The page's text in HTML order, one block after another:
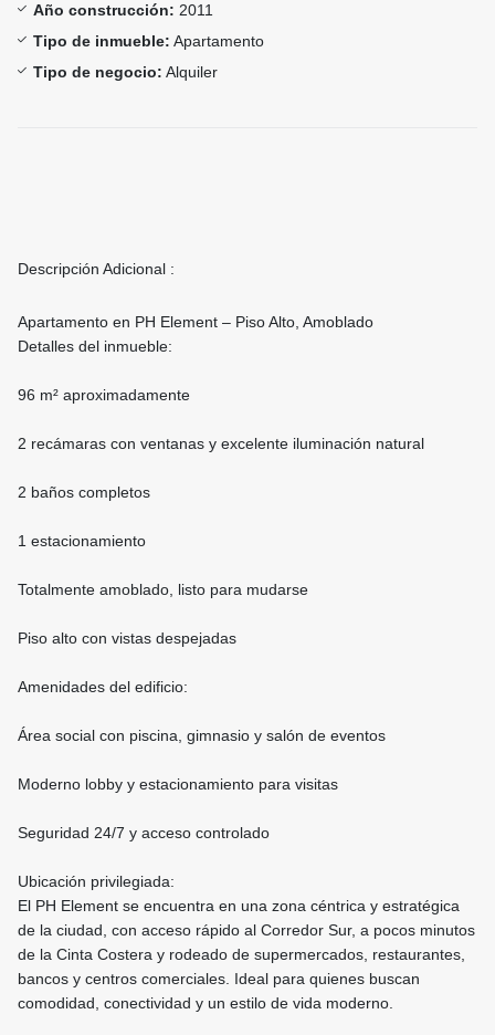
Año construcción: 2011
Tipo de inmueble: Apartamento
Tipo de negocio: Alquiler
Descripción Adicional :
Apartamento en PH Element – Piso Alto, Amoblado
Detalles del inmueble:
96 m² aproximadamente
2 recámaras con ventanas y excelente iluminación natural
2 baños completos
1 estacionamiento
Totalmente amoblado, listo para mudarse
Piso alto con vistas despejadas
Amenidades del edificio:
Área social con piscina, gimnasio y salón de eventos
Moderno lobby y estacionamiento para visitas
Seguridad 24/7 y acceso controlado
Ubicación privilegiada:
El PH Element se encuentra en una zona céntrica y estratégica
de la ciudad, con acceso rápido al Corredor Sur, a pocos minutos
de la Cinta Costera y rodeado de supermercados, restaurantes,
bancos y centros comerciales. Ideal para quienes buscan
comodidad, conectividad y un estilo de vida moderno.